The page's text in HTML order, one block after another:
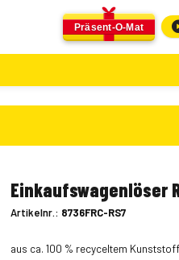
Präsent-O-Mat
Einkaufswagenlöser
Artikelnr.: 8736FRC-RS7
aus ca. 100 % recyceltem